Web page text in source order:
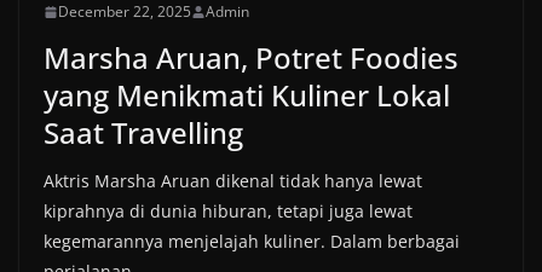
December 22, 2025 Admin
Marsha Aruan, Potret Foodies
yang Menikmati Kuliner Lokal
Saat Travelling
Aktris Marsha Aruan dikenal tidak hanya lewat
kiprahnya di dunia hiburan, tetapi juga lewat
kegemarannya menjelajah kuliner. Dalam berbagai